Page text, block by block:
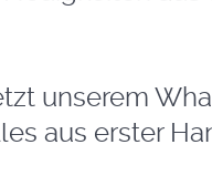
unserem
aus erster